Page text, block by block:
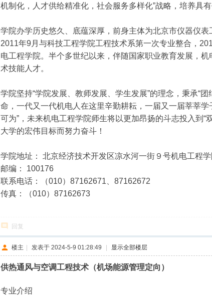
机制化，人才供给精准化，社会服务多样化”战略，培养具
学院办学历史悠久、底蕴深厚，前身主体为北京市仪器仪
2011年9月与科技工程学院工程技术系第一次专业整合，
电工程学院。半个多世纪以来，伴随国家职业教育发展，
术技能人才。
学院坚持“学院发展、教师发展、学生发展”的理念，秉承“
命，一代又一代机电人在这里辛勤耕耘，一届又一届莘莘
可为”，未来机电工程学院师生将以更加昂扬的斗志投入到“
大学的宏伟目标而努力奋斗！
学院地址： 北京经济技术开发区凉水河一街９号机电工程学
邮编： 100176
联系电话：（010）87162671、87162672
传真：（010）87162673
回复
楼主 发表于 2024-5-9 01:28:49 显示全部楼层
供热通风与空调工程技术（机场能源管理定向）
专业介绍